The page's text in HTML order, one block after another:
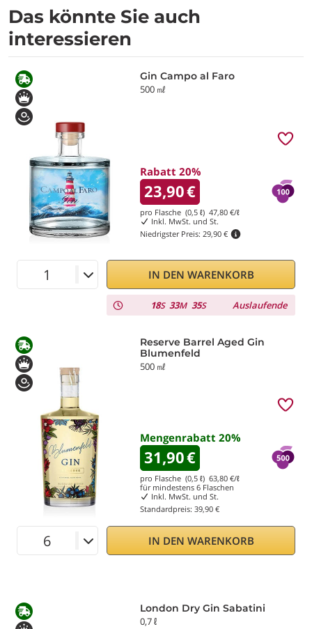
Das könnte Sie auch
interessieren
Gin Campo al Faro
500 ㎖
Rabatt 20%
23,90€
pro Flasche (0,5 ℓ) 47,80€/ℓ
Inkl. MwSt. und St.
Niedrigster Preis: 29,90 €
IN DEN WARENKORB
18S 33M 34S Auslaufende
Reserve Barrel Aged Gin
Blumenfeld
500 ㎖
Mengenrabatt 20%
31,90€
pro Flasche (0,5 ℓ) 63,80€/ℓ
für mindestens 6Flaschen
Inkl. MwSt. und St.
Standardpreis: 39,90 €
IN DEN WARENKORB
London Dry Gin Sabatini
0,7 ℓ